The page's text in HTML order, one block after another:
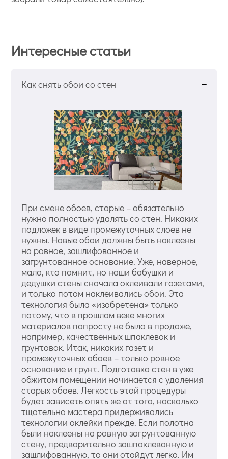
Интересные статьи
Как снять обои со стен
При смене обоев, старые – обязательно
нужно полностью удалять со стен. Никаких
подложек в виде промежуточных слоев не
нужны. Новые обои должны быть наклеены
на ровное, зашлифованное и
загрунтованное основание. Уже, наверное,
мало, кто помнит, но наши бабушки и
дедушки стены сначала оклеивали газетами,
и только потом наклеивались обои. Эта
технология была «изобретена» только
потому, что в прошлом веке многих
материалов попросту не было в продаже,
например, качественных шпаклевок и
грунтовок. Итак, никаких газет и
промежуточных обоев – только ровное
основание и грунт. Подготовка стен в уже
обжитом помещении начинается с удаления
старых обоев. Легкость этой процедуры
будет зависеть опять же от того, насколько
тщательно мастера придерживались
технологии оклейки прежде. Если полотна
были наклеены на ровную загрунтованную
стену, предварительно зашпаклеванную и
зашлифованную, то они отойдут легко. Им